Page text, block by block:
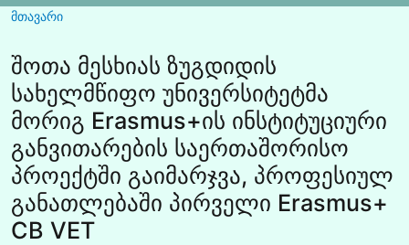
მთავარი
შოთა მესხიას ზუგდიდის
სახელმწიფო უნივერსიტეტმა
მორიგ Erasmus+ის ინსტიტუციური
განვითარების საერთაშორისო
პროექტში გაიმარჯვა, პროფესიულ
განათლებაში პირველი Erasmus+
CB VET